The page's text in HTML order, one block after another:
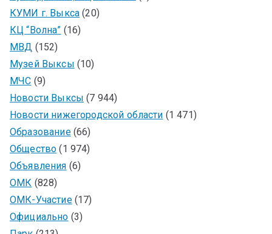
КУМИ г. Выкса (20)
КЦ “Волна” (16)
МВД (152)
Музей Выксы (10)
МЧС (9)
Новости Выксы (7 944)
Новости нижегородской области (1 471)
Образование(66)
Общество (1 974)
Объявления (6)
ОМК (828)
ОМК-Участие(17)
Официально (3)